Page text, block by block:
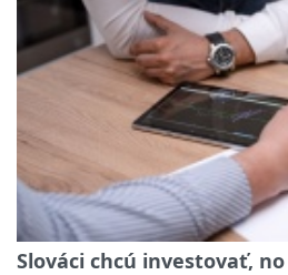
Slováci chcú investovať,